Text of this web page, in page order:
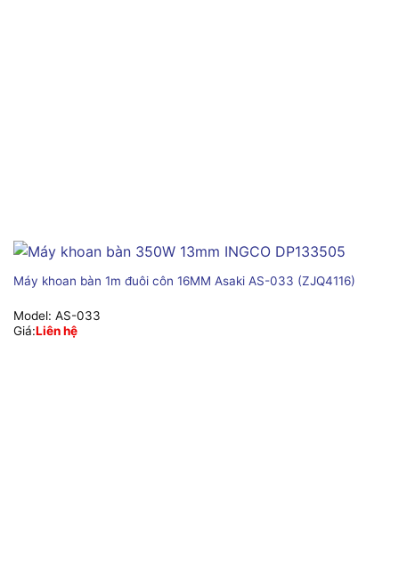
Máy khoan bàn 1m đuôi côn 16MM Asaki AS-033 (ZJQ4116)
Model: AS-033
Giá:Liên hệ